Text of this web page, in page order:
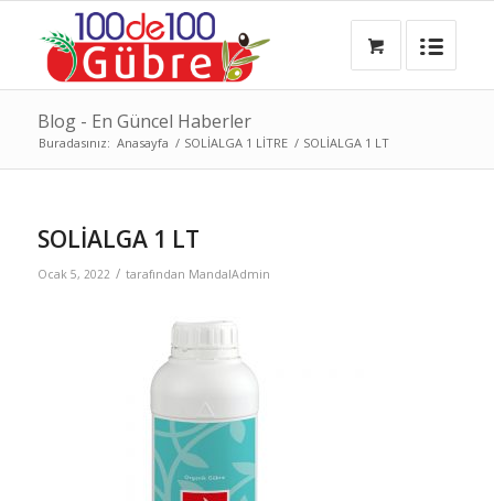
Blog - En Güncel Haberler
Buradasınız: Anasayfa / SOLİALGA 1 LİTRE / SOLİALGA 1 LT
SOLİALGA 1 LT
Ocak 5, 2022 / tarafından MandalAdmin